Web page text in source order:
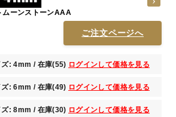
ムーンストーンAAA
ご注文ページへ
ズ: 4mm / 在庫(55) ログインして価格を見る
ズ: 6mm / 在庫(49) ログインして価格を見る
ズ: 8mm / 在庫(30) ログインして価格を見る